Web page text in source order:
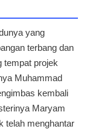
yang
terbang dan
tempat projek
Muhammad
kembali
Maryam
telah menghantar